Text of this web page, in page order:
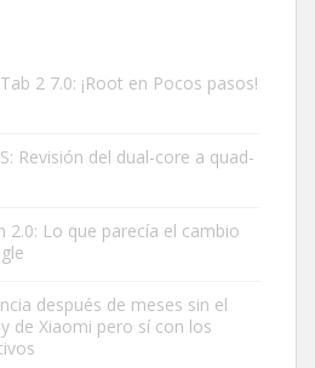
2 7.0: ¡Root en Pocos pasos!
Revisión del dual-core a quad-
2.0: Lo que parecía el cambio
después de meses sin el
de Xiaomi pero sí con los